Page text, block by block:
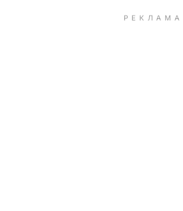
РЕКЛАМА